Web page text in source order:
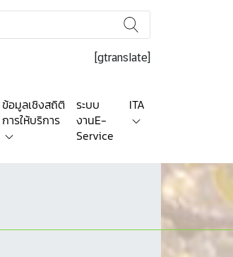
[gtranslate]
ข้อมูลเชิงสถิติ
การให้บริการ
ระบบ
งานE-
Service
ITA